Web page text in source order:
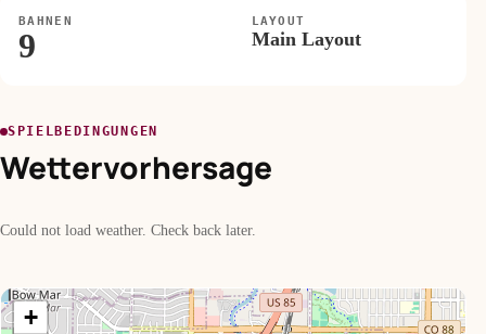
BAHNEN
9
LAYOUT
Main Layout
SPIELBEDINGUNGEN
Wettervorhersage
Could not load weather. Check back later.
+